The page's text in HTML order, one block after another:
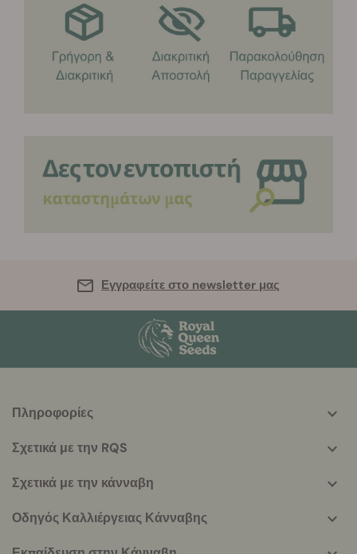
Εγγραφείτε στο newsletter μας
More
info
Πληροφορίες
Σχετικά με την RQS
Σχετικά με την κάνναβη
Οδηγός Καλλιέργειας Κάνναβης